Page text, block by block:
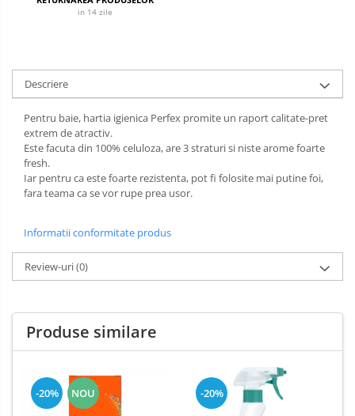
Cantar
Detergent Vase Manual
Solutie Clatire Vase
Sare Masina De Spalat
Folie Si Pungi Alimentare
Lavete Si Bureti
Curatenie Bucatarie
Pungi Ambalare / Saci Menajeri
Vase Si Accesorii
Igiena si Dezinfectie
Detartrant WC
Dezinfectant Baie
Dezinfectant Sano
Domestos Verde
Creme Depilatoare
Protectie Insecte
Betisoare de Urechi
Ingrijire Intima
Aparat de ras
Aparat de Ras Gillette
Aparate de Ras Venus
Accesorii
Absorbante & Tampoane
Absorbante
Tampoane
Benzi Depilatoare
plasture
in 14 zile
Descriere
Pentru baie, hartia igienica Perfex promite un raport calitate-pret
extrem de atractiv.
Este facuta din 100% celuloza, are 3 straturi si niste arome foarte
fresh.
Iar pentru ca este foarte rezistenta, pot fi folosite mai putine foi,
fara teama ca se vor rupe prea usor.
Informatii conformitate produs
Review-uri(0)
Produse similare
-20% NOU -20%